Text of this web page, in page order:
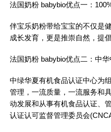
法国奶粉 babybio优点一：
伴宝乐奶粉带给宝宝的不仅是
成长发育，更是推崇自然，提
法国奶粉 babybio优点二：中
中绿华夏有机食品认证中心为
管理，一流质量，一流服务和
动发展和从事有机食品认证、
认证认可监督管理委员会